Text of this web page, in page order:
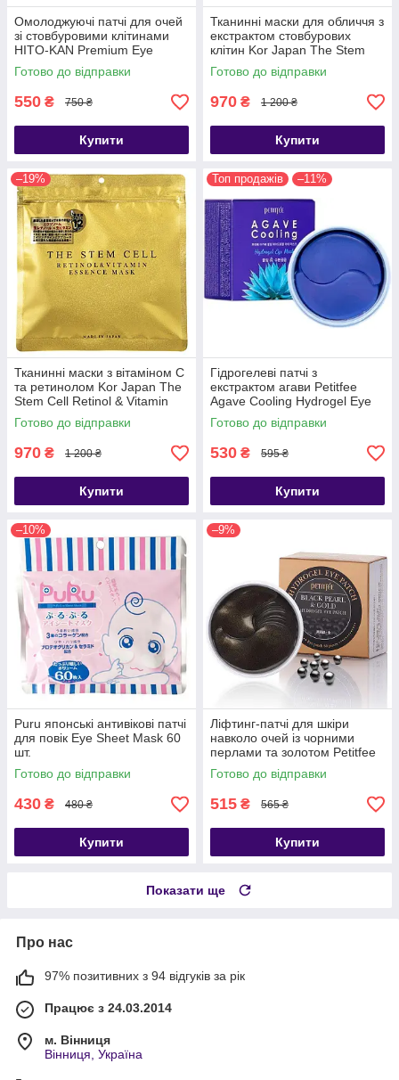
Омолоджуючі патчі для очей
зі стовбуровими клітинами
HITO-KAN Premium Eye
Sheet, 60 шт
Готово до відправки
550 ₴ 750 ₴
Купити
Тканинні маски для обличчя з
екстрактом стовбурових
клітин Kor Japan The Stem
Cell Face Mask, 30шт
Готово до відправки
970 ₴ 1 200 ₴
Купити
–19%
Тканинні маски з вітаміном С
та ретинолом Kor Japan The
Stem Cell Retinol & Vitamin
Essence Mask 30шт
Готово до відправки
970 ₴ 1 200 ₴
Купити
Топ продажів –11%
Гідрогелеві патчі з
екстрактом агави Petitfee
Agave Cooling Hydrogel Eye
Mask 60шт
Готово до відправки
530 ₴ 595 ₴
Купити
–10%
Puru японські антивікові патчі
для повік Eye Sheet Mask 60
шт.
Готово до відправки
430 ₴ 480 ₴
Купити
–9%
Ліфтинг-патчі для шкіри
навколо очей із чорними
перлами та золотом Petitfee
Black Pearl & Gold Hydrogel
Eye
Готово до відправки
515 ₴ 565 ₴
Купити
Показати ще
Про нас
97% позитивних з 94 відгуків за рік
Працює з 24.03.2014
м. Вінниця
Вінниця, Україна